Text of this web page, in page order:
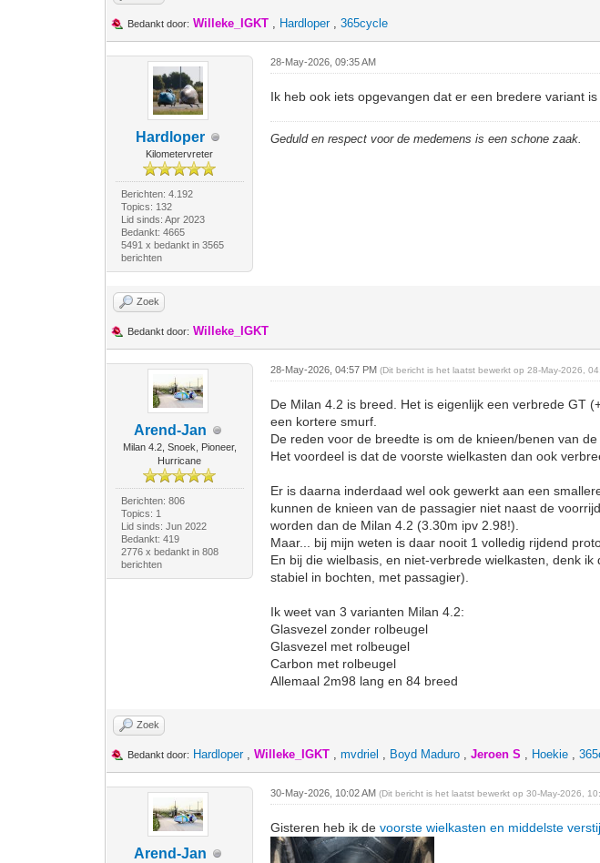
Bedankt door: Willeke_IGKT , Hardloper,365cycle
Hardloper
Kilometervreter
Berichten: 4.192
Topics: 132
Lid sinds: Apr 2023
Bedankt: 4665
5491 x bedankt in 3565
berichten
28-May-2026, 09:35 AM
Ik heb ook iets opgevangen dat er een bredere variant is
Geduld en respect voor de medemens is een schone zaak.
Zoek
Bedankt door: Willeke_IGKT
Arend-Jan
Milan 4.2, Snoek, Pioneer,
Hurricane
Berichten: 806
Topics: 1
Lid sinds: Jun 2022
Bedankt: 419
2776 x bedankt in 808
berichten
28-May-2026, 04:57 PM(Dit bericht is het laatst bewerkt op 28-May-2026,
De Milan 4.2 is breed. Het is eigenlijk een verbrede GT
een kortere smurf.
De reden voor de breedte is om de knieen/benen van
Het voordeel is dat de voorste wielkasten dan ook
Er is daarna inderdaad wel ook gewerkt aan een
kunnen de knieen van de passagier niet naast de
worden dan de Milan 4.2 (3.30m ipv 2.98!).
Maar... bij mijn weten is daar nooit 1 volledig rijdend
En bij die wielbasis, en niet-verbrede wielkasten, denk
stabiel in bochten, met passagier).
Ik weet van 3 varianten Milan 4.2:
Glasvezel zonder rolbeugel
Glasvezel met rolbeugel
Carbon met rolbeugel
Allemaal 2m98 lang en 84 breed
Zoek
Bedankt door: Hardloper,Willeke_IGKT ,mvdriel , Boyd Maduro ,Jeroen S , Hoekie ,
Arend-Jan
30-May-2026, 10:02 AM(Dit bericht is het laatst bewerkt op 30-May-2026,
Gisteren heb ik devoorste wielkasten en middelste